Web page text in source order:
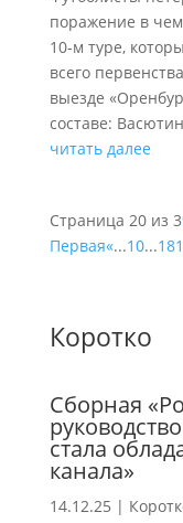
поражение в
10-м туре,
всего
выезде
составе:
читать далее
Страница 20 из
Первая«...10...18
Коротко
Сборная
стала
канала»
14.12.25 |